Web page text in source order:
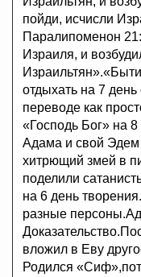
пойди, исчисли
Паралипоменон
Израиля, и
отдыхать на 7
переводе как
«Господь Бог» на
Адама и свой Эдем
хитрющий змей в
поделили
на 6 день
разные
вложил в Еву
Родился